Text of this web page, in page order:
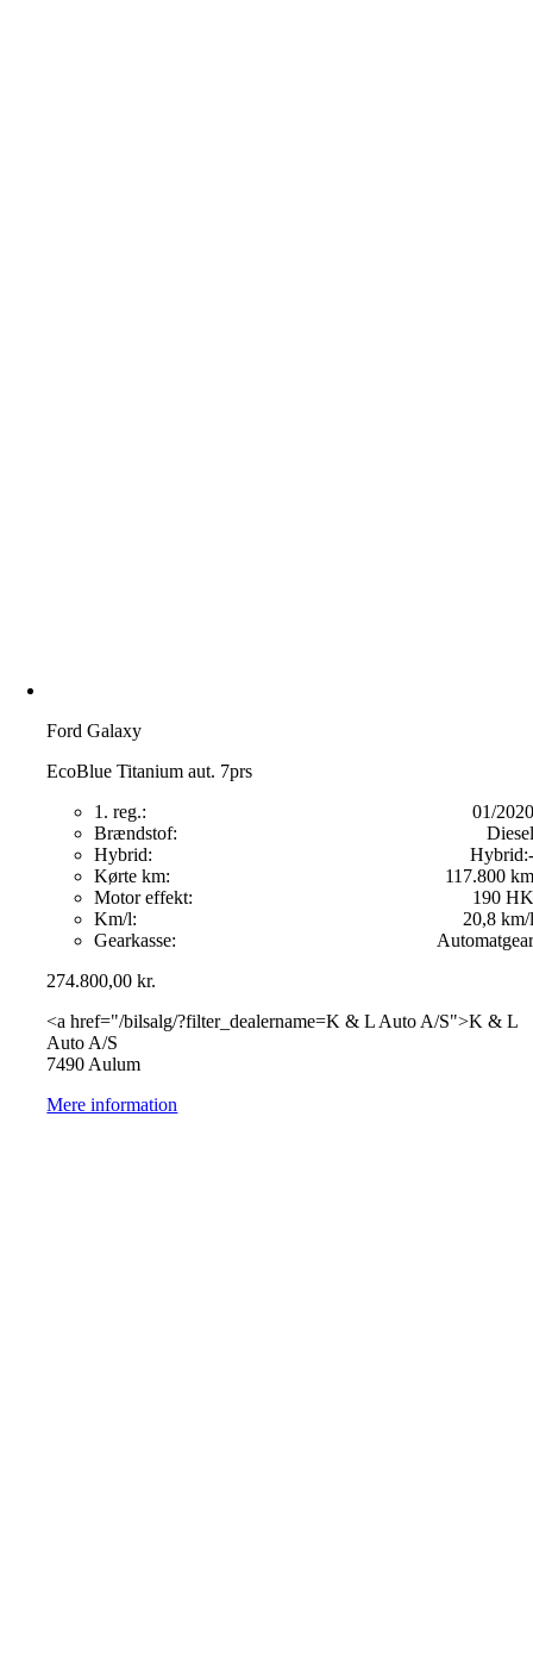
Ford Galaxy
EcoBlue Titanium aut. 7prs
1. reg.:
01/2020
Brændstof:
Diesel
Hybrid:
Hybrid:-
Kørte km:
117.800 km
Motor effekt:
190 HK
Km/l:
20,8 km/l
Gearkasse:
Automatgear
274.800,00kr.
<a href="/bilsalg/?filter_dealername=K & L Auto A/S">K & L
Auto A/S
7490 Aulum
Mere information